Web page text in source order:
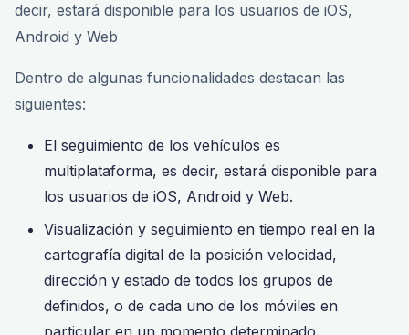
decir, estará disponible para los usuarios de iOS,
Android y Web
Dentro de algunas funcionalidades destacan las
siguientes:
El seguimiento de los vehículos es
multiplataforma, es decir, estará disponible para
los usuarios de iOS, Android y Web.
Visualización y seguimiento en tiempo real en la
cartografía digital de la posición velocidad,
dirección y estado de todos los grupos de
definidos, o de cada uno de los móviles en
particular en un momento determinado.